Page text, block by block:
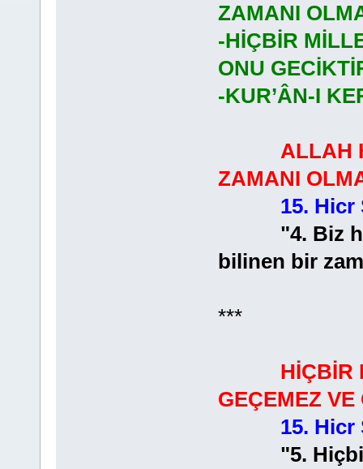
ZAMANI
-HİÇBİR
ONU
-KUR’ÂN-I
ALLAH
ZAMANI
15. Hicr
"4. Biz
bilinen bir
***
HİÇBİR
GEÇEMEZ
15. Hicr
"5. Hiçbir